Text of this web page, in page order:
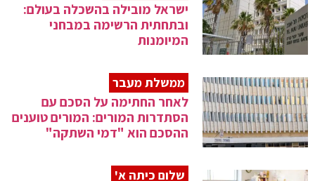
ישראל מובילה בהשכלה בעולם:
ובתחתית הרשימה במבחני
המיומנות
ממשלת מעבר
לאחר החתימה על הסכם עם
הסתדרות המורים: המורים טוענים
ההסכם הוא "דמי השתקה"
שלום כיתה א'